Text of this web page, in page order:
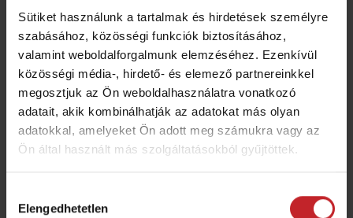
Sütiket használunk a tartalmak és hirdetések személyre
szabásához, közösségi funkciók biztosításához,
valamint weboldalforgalmunk elemzéséhez. Ezenkívül
közösségi média-, hirdető- és elemező partnereinkkel
megosztjuk az Ön weboldalhasználatra vonatkozó
adatait, akik kombinálhatják az adatokat más olyan
adatokkal, amelyeket Ön adott meg számukra vagy az
Ön által használt más szolgáltatásokból gyűjtöttek.
kiválasztása
Elengedhetetlen